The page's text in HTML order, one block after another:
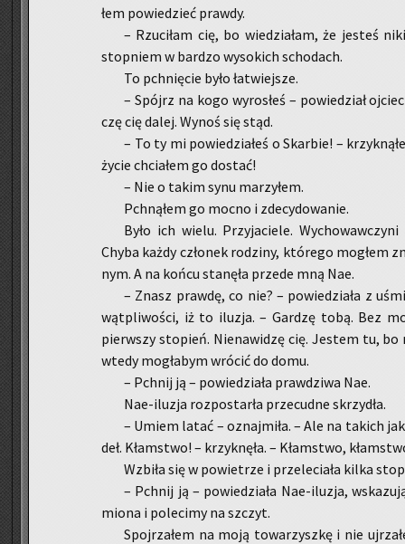
łem po­wie­dzieć praw­dy.
– Rzu­ci­łam cię, bo wie­dzia­łam, że je­steś
stop­niem w bar­dzo wy­so­kich scho­dach.
To pchnię­cie było ła­twiej­sze.
– Spójrz na kogo wy­ro­słeś – po­wie­dział
czę cię dalej. Wynoś się stąd.
– To ty mi po­wie­dzia­łeś o Skar­bie! –
życie chcia­łem go do­stać!
– Nie o takim synu ma­rzy­łem.
Pchną­łem go mocno i zde­cy­do­wa­nie.
Było ich wielu. Przy­ja­cie­le.
Chyba każdy czło­nek ro­dzi­ny, któ­re­go mo­głem
nym. A na końcu sta­nę­ła przede mną Nae.
– Znasz praw­dę, co nie? – po­wie­dzia­ła z
wąt­pli­wo­ści, iż to ilu­zja. – Gar­dzę tobą. Bez
pierw­szy sto­pień. Nie­na­wi­dzę cię. Je­stem tu, bo
wtedy mo­gła­bym wró­cić do domu.
– Pchnij ją – po­wie­dzia­ła praw­dzi­wa Nae.
Nae-ilu­zja roz­po­star­ła prze­cud­ne skrzy­dła.
– Umiem latać – oznaj­mi­ła. – Ale na ta­kich
deł. Kłam­stwo! – krzyk­nę­ła. – Kłam­stwo,
Wzbi­ła się w po­wie­trze i prze­le­cia­ła kilka
– Pchnij ją – po­wie­dzia­ła Nae-ilu­zja,
mio­na i po­le­ci­my na szczyt.
Spoj­rza­łem na moją to­wa­rzysz­kę i nie